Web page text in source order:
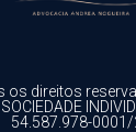
os direitos
54.587.978-0001/